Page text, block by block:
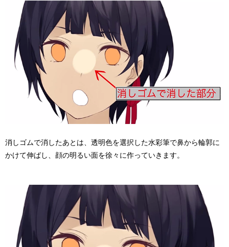
消しゴムで消したあとは、透明色を選択した水彩筆で鼻から輪郭に
かけて伸ばし、顔の明るい面を徐々に作っていきます。